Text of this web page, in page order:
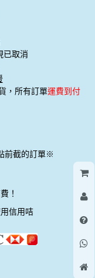
已取消
，所有訂單運費到付
前截的訂單※
！
信用咭